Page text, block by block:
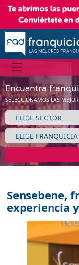
Encuentra
SELECCIONAMOS LAS
Sensebene,
experiencia